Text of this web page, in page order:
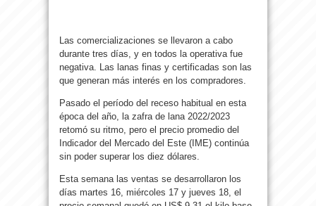
Las comercializaciones se llevaron a cabo
durante tres días, y en todos la operativa fue
negativa. Las lanas finas y certificadas son las
que generan más interés en los compradores.
Pasado el período del receso habitual en esta
época del año, la zafra de lana 2022/2023
retomó su ritmo, pero el precio promedio del
Indicador del Mercado del Este (IME) continúa
sin poder superar los diez dólares.
Esta semana las ventas se desarrollaron los
días martes 16, miércoles 17 y jueves 18, el